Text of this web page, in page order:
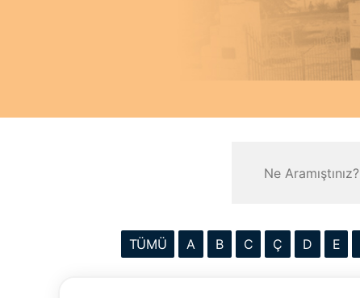
TÜMÜ A B C Ç D E